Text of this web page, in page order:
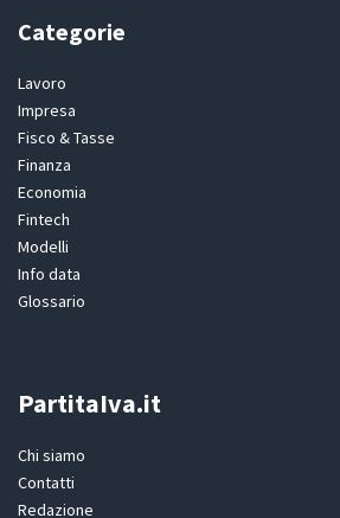
Categorie
Lavoro
Impresa
Fisco & Tasse
Finanza
Economia
Fintech
Modelli
Info data
Glossario
PartitaIva.it
Chi siamo
Contatti
Redazione